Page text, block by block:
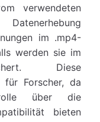
verwendeten
im .mp4-
werden sie im
Diese
für Forscher, da
über die
bieten